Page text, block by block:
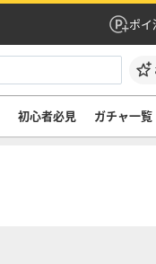
ポイ
初心者必見 ガチャ一覧